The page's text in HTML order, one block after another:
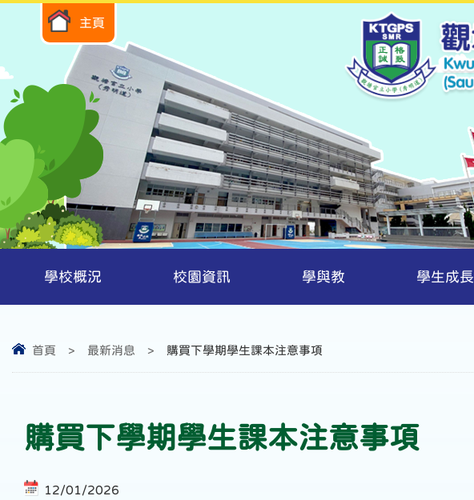
主頁
學校概況 校園資訊 學與教 學生成長
首頁 > 最新消息 > 購買下學期學生課本注意事項
購買下學期學生課本注意事項
12/01/2026